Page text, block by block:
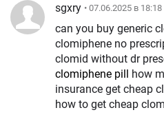
sgxry • 07.06.2025 в 18:18
can you buy generic
clomiphene no
clomid without dr
clomiphene pill how
insurance get cheap
how to get cheap